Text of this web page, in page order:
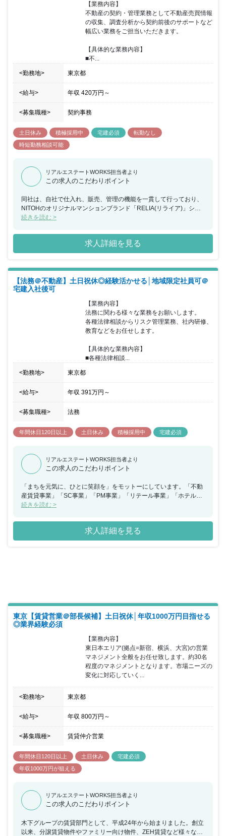
不動産金融を営むリシェス・マネジメント株式会社、ウェルス・リ
アルティ・マネジメント株式会社と、ホテル運営事業を行うワール
ド・ブランズ・コレクション ホテルズ＆リゾーツ株式会社の子会社
三社を中心に業務展開をはかり、お客様のサポートを行っておりま
です。また有給以外にも5日連続で取得できるリフレッシュ休暇や
コアタイム無しのフル・フレックスなので、ご自身の裁量で出勤時
間を調整出来ます。その他にも資格支援、住宅手当、フリードリン
メント株式会社に在籍出向となります。 勤務地や給与など条件に変
【業務内容】
不動産の契約・管理業務として不動産売買情報
の収集、調査分析から契約前後のサポートなど
幅広い業務をご担当いただきます。
【具体的な業務内容】
■不...
<勤務地> 東京都
<給与> 年収 420万円 ～
<募集職種> 契約事務
土日休み 積極採用中 宅建必須
転勤なし
時短勤務相談可能
リアルエステートWORKS担当者より
この求人のこだわりポイント
同社は、自社で仕入れ、販売、管理の機能を一貫して行っており、
NITOHのオリジナルマンションブランド「RELIA(リライア)」シリ
ーズを展開するなど管理戸数1757件 空室件数3件 入居率99.8%の実
買情報の収集、調査分析から契約前後のサポートなど幅広い業務を
お任せできる方を募集することとなりました。宅建を活かしたい方
や業界経験のある方、キャリアチェンジを考えている方など営業や
す。社員同士の距離がものすごく近く、困ったことなどは必ず助け
てもらえる環境や外部研修などもあり人間としての成長が望める環
境が特徴です。また、休日休暇を整備し、残業や休日出勤の削減な
いし代休などを徹底するとともに時短勤務や産休・育休といった制
度の運用の推進などにも力を入れております。さらなる挑戦をし続
けている同社で宅建を活かして同社でご活躍いただける方を歓迎い
続きを読む >
求人詳細を見る
【法務＠不動産】土日祝休◎経験活かせる│地域限定社員可＠
宅建入社後可
【業務内容】
法務に関わる様々な業務をお願いします。
各種法律相談からリスク管理業務、社内研修、
教育などをお任せします。
【具体的な業務内容】
■各種法律相談...
<勤務地> 東京都
<給与> 年収 391万円 ～
<募集職種> 法務
年間休日120日以上 土日休み 積極採用中 宅建必須
リアルエステートWORKS担当者より
この求人のこだわりポイント
「まちを元気に、ひとに笑顔を」をモットーにしています。「不動
産賃貸事業」「SC事業」「PM事業」「リテール事業」「ホテル事
業」を展開する大和ハウスグループの企業です。同社は、商業領域
ではなく、社会と共にどう成長していけるかについて同社の立場か
ら考えています。人と社会、未来の暮らしのあり方を描いていきた
いと願っています。 ワークライフバランス重視の環境でオンオフの
続きを読む >
求人詳細を見る
東京【賃貸営業＠部長候補】土日祝休│年収1000万円目指せる
◎業界経験必須
【業務内容】
東日本エリア(拠点=新宿、横浜、大宮)の営業
マネジメント全般をお任せ致します。約30名
程度のマネジメントとなります。市場ニーズの
変化に対応していく...
<勤務地> 東京都
<給与> 年収 800万円 ～
<募集職種> 賃貸仲介営業
年間休日120日以上 土日休み
宅建必須
年収1000万円が狙える
リアルエステートWORKS担当者より
この求人のこだわりポイント
木下グループの賃貸部門として、平成24年から始まりました。創立
以来、分譲賃貸物件やファミリー向け物件、ZEH賃貸など様々な要